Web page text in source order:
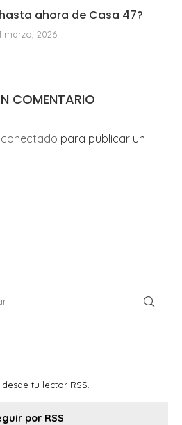
ahora de Casa 47?
marzo, 2026
COMENTARIO
conectado para publicar un
tu lector RSS.
por RSS